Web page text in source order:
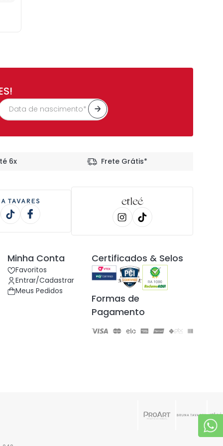
6x Frete Grátis*
Minha Conta
Favoritos
Entrar/Cadastrar
Meus Pedidos
Certificados & Selos
Formas de
Pagamento